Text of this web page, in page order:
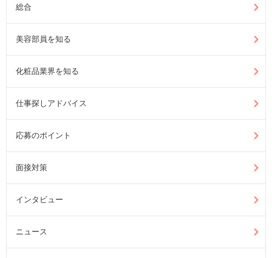
総合
美容部員を知る
化粧品業界を知る
仕事探しアドバイス
応募のポイント
面接対策
インタビュー
ニュース